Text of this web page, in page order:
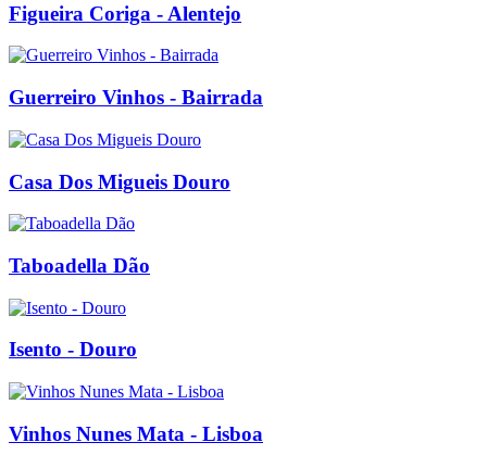
Figueira Coriga - Alentejo
Guerreiro Vinhos - Bairrada
Casa Dos Migueis Douro
Taboadella Dão
Isento - Douro
Vinhos Nunes Mata - Lisboa